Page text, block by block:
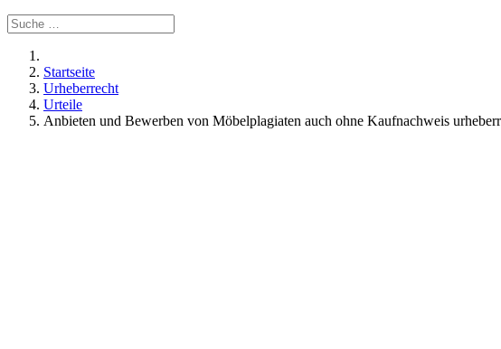
Startseite
Urheberrecht
Urteile
Anbieten und Bewerben von Möbelplagiaten auch ohne Kaufnachweis